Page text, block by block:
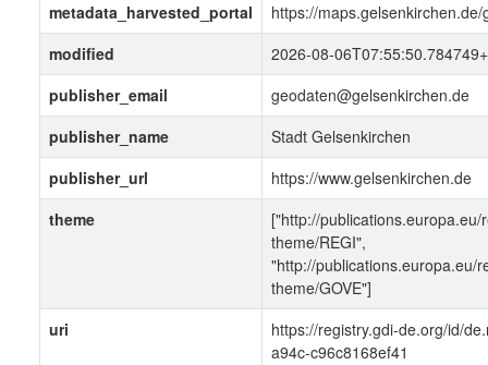
metadata_harvested_portal
https://
modified
2026-08-
publisher_email
geodaten@gelsenkirchen.de
publisher_name
Stadt Gelsenkirchen
publisher_url
https://www.gelsenkirchen.de
theme
["http://
theme/REGI",
"http://publications.europa.eu/
theme/GOVE"]
uri
https://registry.gdi-de.org/id/
a94c-c96c8168ef41